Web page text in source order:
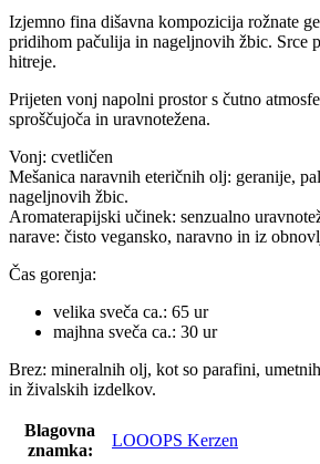
Izjemno fina dišavna kompozicija rožnate
pridihom pačulija in nageljnovih žbic. Srce
hitreje.
Prijeten vonj napolni prostor s čutno
sproščujoča in uravnotežena.
Vonj: cvetličen
Mešanica naravnih eteričnih olj: geranije,
nageljnovih žbic.
Aromaterapijski učinek: senzualno
narave: čisto vegansko, naravno in iz
Čas gorenja:
velika sveča ca.: 65 ur
majhna sveča ca.: 30 ur
Brez: mineralnih olj, kot so parafini,
in živalskih izdelkov.
Blagovna
znamka:
LOOOPS Kerzen